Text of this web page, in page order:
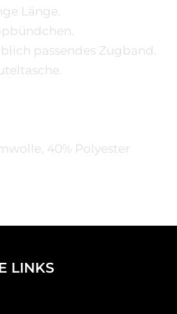
Länge.
passendes Zugband.
40% Polyester
LINKS